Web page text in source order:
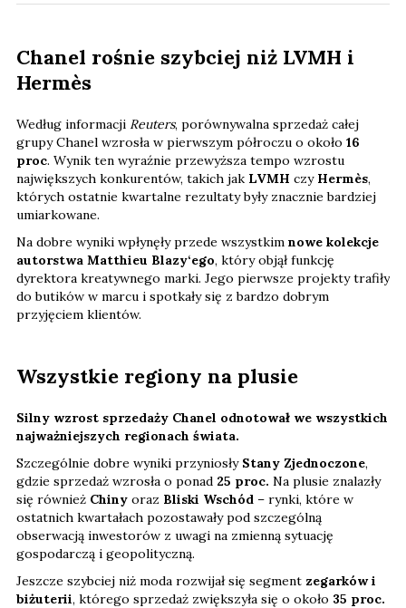
Chanel rośnie szybciej niż LVMH i
Hermès
Według informacji Reuters, porównywalna sprzedaż całej
grupy Chanel wzrosła w pierwszym półroczu o około 16
proc. Wynik ten wyraźnie przewyższa tempo wzrostu
największych konkurentów, takich jak LVMH czy Hermès,
których ostatnie kwartalne rezultaty były znacznie bardziej
umiarkowane.
Na dobre wyniki wpłynęły przede wszystkim nowe kolekcje
autorstwa Matthieu Blazy‘ego, który objął funkcję
dyrektora kreatywnego marki. Jego pierwsze projekty trafiły
do butików w marcu i spotkały się z bardzo dobrym
przyjęciem klientów.
Wszystkie regiony na plusie
Silny wzrost sprzedaży Chanel odnotował we wszystkich
najważniejszych regionach świata.
Szczególnie dobre wyniki przyniosły Stany Zjednoczone,
gdzie sprzedaż wzrosła o ponad 25 proc. Na plusie znalazły
się również Chiny oraz Bliski Wschód – rynki, które w
ostatnich kwartałach pozostawały pod szczególną
obserwacją inwestorów z uwagi na zmienną sytuację
gospodarczą i geopolityczną.
Jeszcze szybciej niż moda rozwijał się segment zegarków i
biżuterii, którego sprzedaż zwiększyła się o około 35 proc.